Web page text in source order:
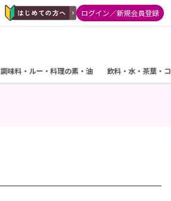
ログイン／新規会員登録
調味料・ルー・料理の素・油 飲料・水・茶葉・